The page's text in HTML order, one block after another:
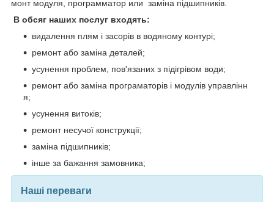
монт модуля, программатор или заміна підшипників.
В обсяг наших послуг входять:
видалення плям і засорів в водяному контурі;
ремонт або заміна деталей;
усунення проблем, пов'язаних з підігрівом води;
ремонт або заміна програматорів і модулів управлінн
я;
усунення витоків;
ремонт несучої конструкції;
заміна підшипників;
інше за бажання замовника;
Наші переваги